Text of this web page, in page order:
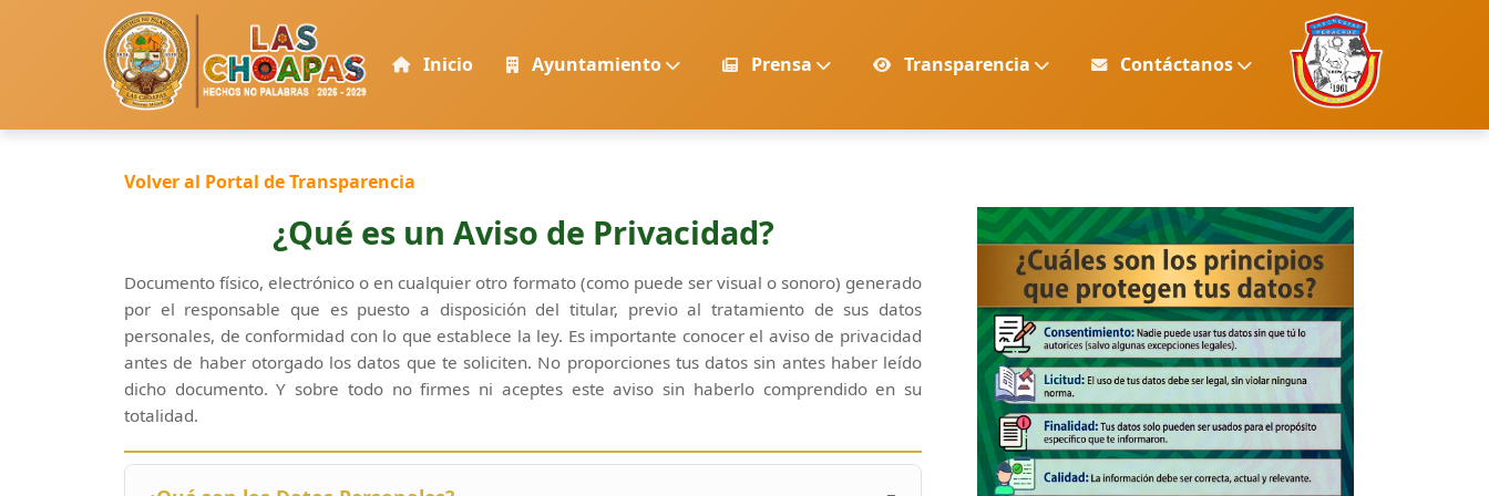
Inicio Ayuntamiento Prensa Transparencia Contáctanos
Volver al Portal de Transparencia
¿Qué es un Aviso de Privacidad?
Documento físico, electrónico o en cualquier otro formato (como puede ser visual o sonoro) generado
por el responsable que es puesto a disposición del titular, previo al tratamiento de sus datos
personales, de conformidad con lo que establece la ley. Es importante conocer el aviso de privacidad
antes de haber otorgado los datos que te soliciten. No proporciones tus datos sin antes haber leído
dicho documento. Y sobre todo no firmes ni aceptes este aviso sin haberlo comprendido en su
totalidad.